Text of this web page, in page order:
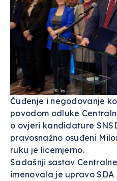
Čuđenje i negodovanje
povodom odluke
o ovjeri kandidature
pravosnažno osuđeni
ruku je licemjerno.
Sadašnji sastav
imenovala je upravo